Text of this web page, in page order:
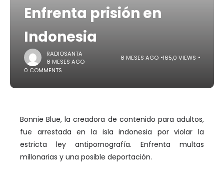
Enfrenta prisión en
Indonesia
RADIOSANTA
8 MESES AGO
8 MESES AGO 165,0 VIEWS
0 COMMENTS
Bonnie Blue, la creadora de contenido para adultos,
fue arrestada en la isla indonesia por violar la
estricta ley antipornografía. Enfrenta multas
millonarias y una posible deportación.